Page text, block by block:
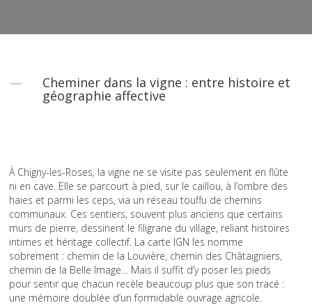
Cheminer dans la vigne : entre histoire et
géographie affective
À Chigny-les-Roses, la vigne ne se visite pas seulement en flûte
ni en cave. Elle se parcourt à pied, sur le caillou, à l’ombre des
haies et parmi les ceps, via un réseau touffu de chemins
communaux. Ces sentiers, souvent plus anciens que certains
murs de pierre, dessinent le filigrane du village, reliant histoires
intimes et héritage collectif. La carte IGN les nomme
sobrement : chemin de la Louvière, chemin des Châtaigniers,
chemin de la Belle Image… Mais il suffit d’y poser les pieds
pour sentir que chacun recèle beaucoup plus que son tracé :
une mémoire doublée d’un formidable ouvrage agricole.